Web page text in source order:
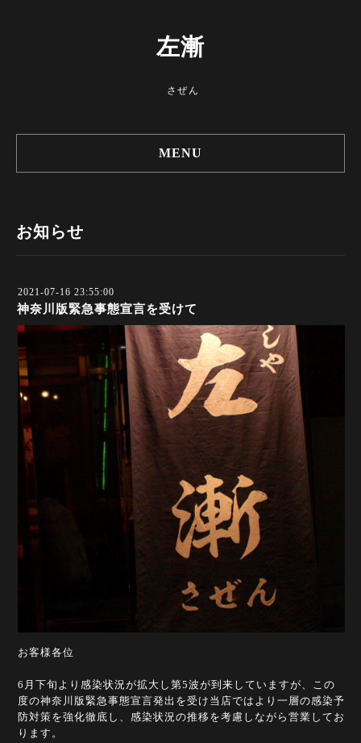
左漸
さぜん
MENU
お知らせ
2021-07-16 23:55:00
神奈川版緊急事態宣言を受けて
お客様各位
6月下旬より感染状況が拡大し第5波が到来していますが、この
度の神奈川版緊急事態宣言発出を受け当店ではより一層の感染予
防対策を強化徹底し、感染状況の推移を考慮しながら営業してお
ります。